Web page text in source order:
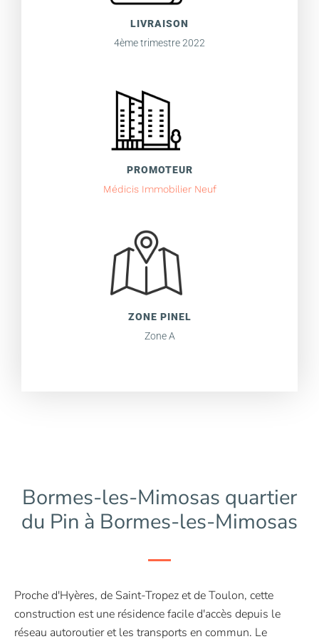
LIVRAISON
4ème trimestre 2022
PROMOTEUR
Médicis Immobilier Neuf
ZONE PINEL
Zone A
Bormes-les-Mimosas quartier
du Pin à Bormes-les-Mimosas
Proche d'Hyères, de Saint-Tropez et de Toulon, cette
construction est une résidence facile d'accès depuis le
réseau autoroutier et les transports en commun. Le